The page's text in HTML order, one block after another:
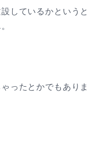
しているかというと
ったとかでもありま